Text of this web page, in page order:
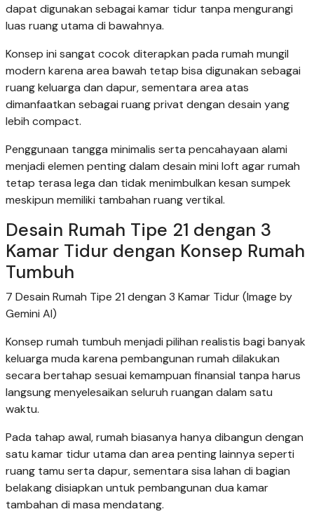
dapat digunakan sebagai kamar tidur tanpa mengurangi
luas ruang utama di bawahnya.
Konsep ini sangat cocok diterapkan pada rumah mungil
modern karena area bawah tetap bisa digunakan sebagai
ruang keluarga dan dapur, sementara area atas
dimanfaatkan sebagai ruang privat dengan desain yang
lebih compact.
Penggunaan tangga minimalis serta pencahayaan alami
menjadi elemen penting dalam desain mini loft agar rumah
tetap terasa lega dan tidak menimbulkan kesan sumpek
meskipun memiliki tambahan ruang vertikal.
Desain Rumah Tipe 21 dengan 3
Kamar Tidur dengan Konsep Rumah
Tumbuh
7 Desain Rumah Tipe 21 dengan 3 Kamar Tidur (Image by
Gemini AI)
Konsep rumah tumbuh menjadi pilihan realistis bagi banyak
keluarga muda karena pembangunan rumah dilakukan
secara bertahap sesuai kemampuan finansial tanpa harus
langsung menyelesaikan seluruh ruangan dalam satu
waktu.
Pada tahap awal, rumah biasanya hanya dibangun dengan
satu kamar tidur utama dan area penting lainnya seperti
ruang tamu serta dapur, sementara sisa lahan di bagian
belakang disiapkan untuk pembangunan dua kamar
tambahan di masa mendatang.